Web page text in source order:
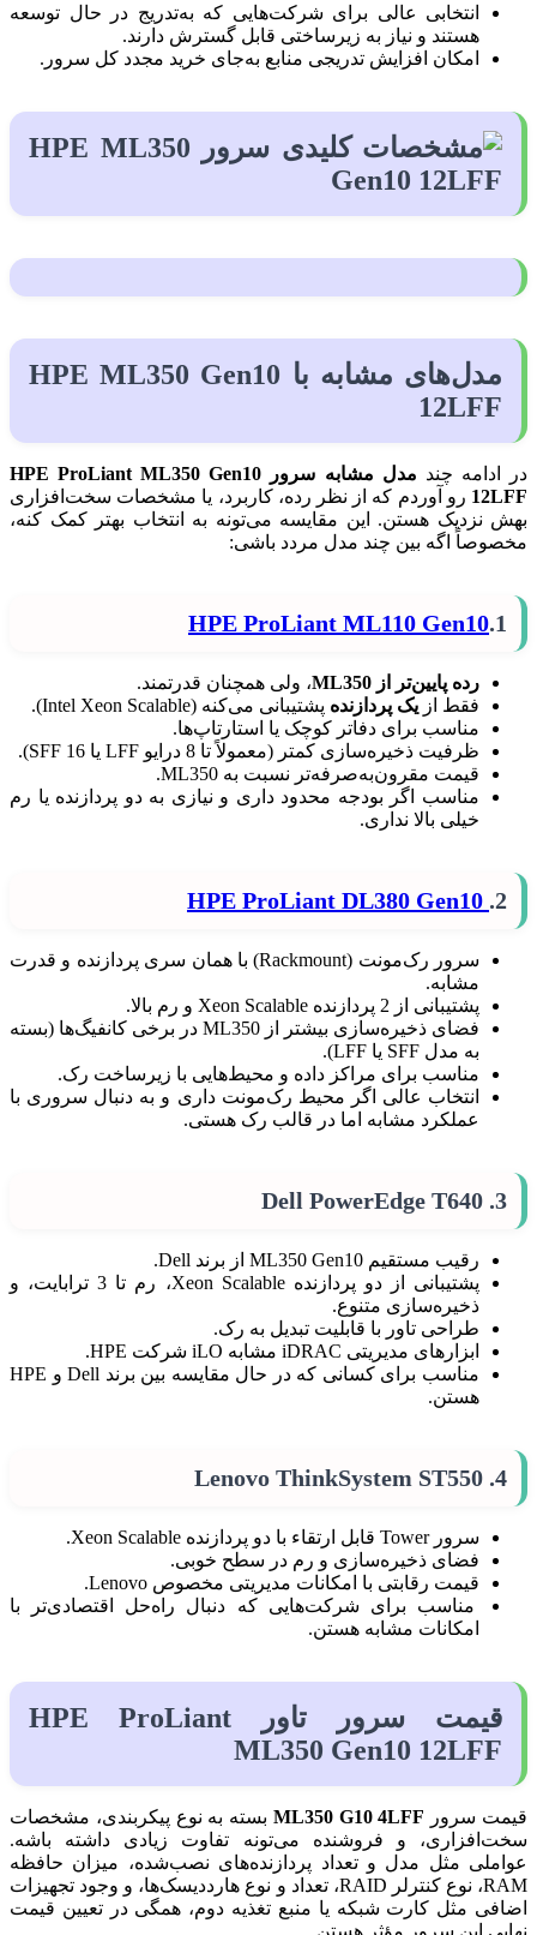
انتخابی عالی برای شرکت‌هایی که به‌تدریج در حال توسعه
هستند و نیاز به زیرساختی قابل گسترش دارند.
امکان افزایش تدریجی منابع به‌جای خرید مجدد کل سرور.
مدل‌های مشابه با HPE ML350 Gen10
12LFF
در ادامه چند
مدل مشابه سرور HPE ProLiant ML350 Gen10
12LFF رو آوردم که از نظر رده، کاربرد، یا مشخصات سخت‌افزاری
بهش نزدیک هستن. این مقایسه می‌تونه به انتخاب بهتر کمک کنه،
مخصوصاً اگه بین چند مدل مردد باشی:
1.
HPE ProLiant ML110 Gen10
رده پایین‌تر از ML350
، ولی همچنان قدرتمند.
فقط از یک پردازنده پشتیبانی می‌کنه (Intel Xeon Scalable).
مناسب برای دفاتر کوچک یا استارتاپ‌ها.
ظرفیت ذخیره‌سازی کمتر (معمولاً تا 8 درایو LFF یا 16 SFF).
قیمت مقرون‌به‌صرفه‌تر نسبت به ML350.
مناسب اگر بودجه محدود داری و نیازی به دو پردازنده یا رم
خیلی بالا نداری.
2.
HPE ProLiant DL380 Gen10
سرور رک‌مونت (Rackmount) با همان سری پردازنده و قدرت
مشابه.
پشتیبانی از 2 پردازنده Xeon Scalable و رم بالا.
فضای ذخیره‌سازی بیشتر از ML350 در برخی کانفیگ‌ها (بسته
به مدل SFF یا LFF).
مناسب برای مراکز داده و محیط‌هایی با زیرساخت رک.
انتخاب عالی اگر محیط رک‌مونت داری و به دنبال سروری با
عملکرد مشابه اما در قالب رک هستی.
3.
Dell PowerEdge T640
رقیب مستقیم ML350 Gen10 از برند Dell.
پشتیبانی از دو پردازنده Xeon Scalable، رم تا 3 ترابایت، و
ذخیره‌سازی متنوع.
طراحی تاور با قابلیت تبدیل به رک.
ابزارهای مدیریتی iDRAC مشابه iLO شرکت HPE.
مناسب برای کسانی که در حال مقایسه بین برند Dell و HPE
هستن.
4.
Lenovo ThinkSystem ST550
سرور Tower قابل ارتقاء با دو پردازنده Xeon Scalable.
فضای ذخیره‌سازی و رم در سطح خوبی.
قیمت رقابتی با امکانات مدیریتی مخصوص Lenovo.
مناسب برای شرکت‌هایی که دنبال راه‌حل اقتصادی‌تر با
امکانات مشابه هستن.
قیمت سرور تاور HPE ProLiant
ML350 Gen10 12LFF
قیمت سرور ML350 G10 4LFF بسته به نوع پیکربندی، مشخصات
سخت‌افزاری، و فروشنده می‌تونه تفاوت زیادی داشته باشه.
عواملی مثل مدل و تعداد پردازنده‌های نصب‌شده، میزان حافظه
RAM، نوع کنترلر RAID، تعداد و نوع هارددیسک‌ها، و وجود تجهیزات
اضافی مثل کارت شبکه یا منبع تغذیه دوم، همگی در تعیین قیمت
نهایی این سرور مؤثر هستن.